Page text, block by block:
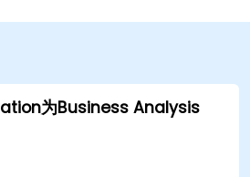
为Business Analysis